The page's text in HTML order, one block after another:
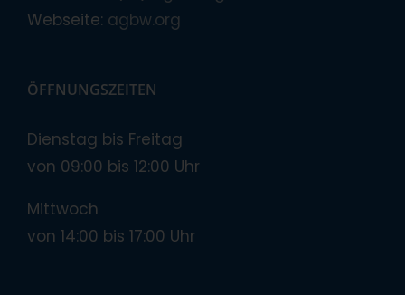
Webseite: agbw.org
ÖFFNUNGSZEITEN
Dienstag bis Freitag
von 09:00 bis 12:00 Uhr
Mittwoch
von 14:00 bis 17:00 Uhr